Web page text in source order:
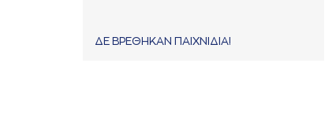
ΔΕ ΒΡΕΘΗΚΑΝ ΠΑΙΧΝΙΔΙΑ!